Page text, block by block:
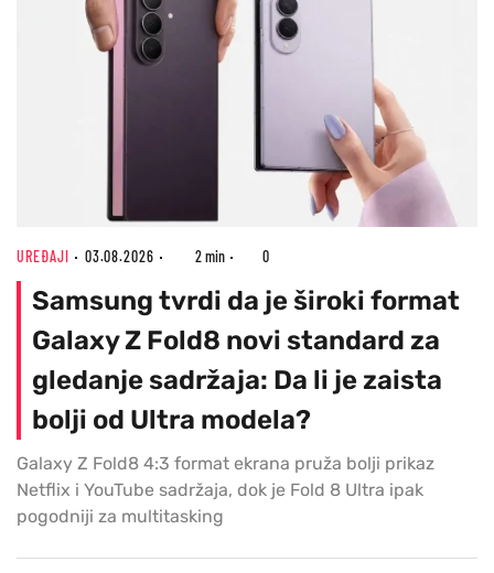
UREĐAJI 03.08.2026 2 min 0
Samsung tvrdi da je široki format
Galaxy Z Fold8 novi standard za
gledanje sadržaja: Da li je zaista
bolji od Ultra modela?
Galaxy Z Fold8 4:3 format ekrana pruža bolji prikaz
Netflix i YouTube sadržaja, dok je Fold 8 Ultra ipak
pogodniji za multitasking